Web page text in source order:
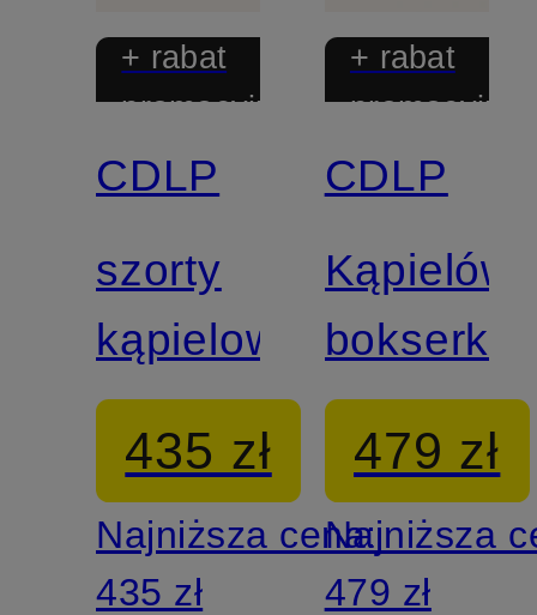
+ rabat
promocyjny
CDLP
szorty
kąpielowe
435 zł
Najniższa cena:
435 zł
+ rabat
promocyjny
CDLP
bokserki
479 zł
Najniższa
479 zł